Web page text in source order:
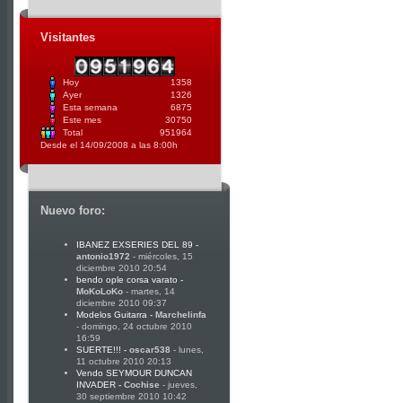
Visitantes
Hoy
1358
Ayer
1326
Esta semana
6875
Este mes
30750
Total
951964
Desde el 14/09/2008 a las 8:00h
Nuevo foro:
IBANEZ EXSERIES DEL 89 -
antonio1972 - miércoles, 15
diciembre 2010 20:54
bendo ople corsa varato -
MoKoLoKo - martes, 14
diciembre 2010 09:37
Modelos Guitarra - Marchelinfa
- domingo, 24 octubre 2010
16:59
SUERTE!!! - oscar538 - lunes,
11 octubre 2010 20:13
Vendo SEYMOUR DUNCAN
INVADER - Cochise - jueves,
30 septiembre 2010 10:42